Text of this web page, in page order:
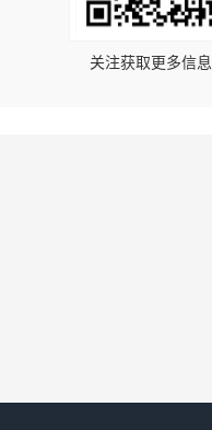
关注获取更多信息